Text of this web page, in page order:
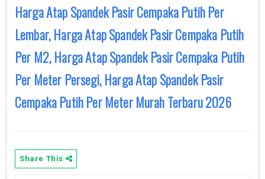
Harga Atap Spandek Pasir Cempaka Putih Per
Lembar, Harga Atap Spandek Pasir Cempaka Putih
Per M2, Harga Atap Spandek Pasir Cempaka Putih
Per Meter Persegi, Harga Atap Spandek Pasir
Cempaka Putih Per Meter Murah Terbaru 2026
Share This